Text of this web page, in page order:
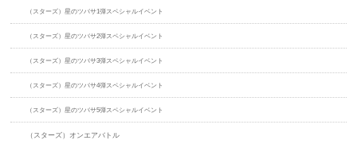
（スターズ）星のツバサ1弾スペシャルイベント
（スターズ）星のツバサ2弾スペシャルイベント
（スターズ）星のツバサ3弾スペシャルイベント
（スターズ）星のツバサ4弾スペシャルイベント
（スターズ）星のツバサ5弾スペシャルイベント
（スターズ）オンエアバトル